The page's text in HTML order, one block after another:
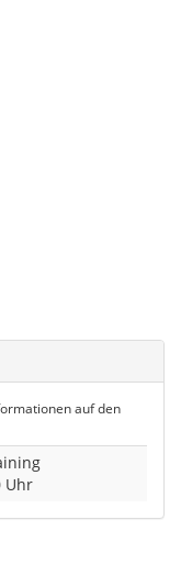
auf den
Uhr